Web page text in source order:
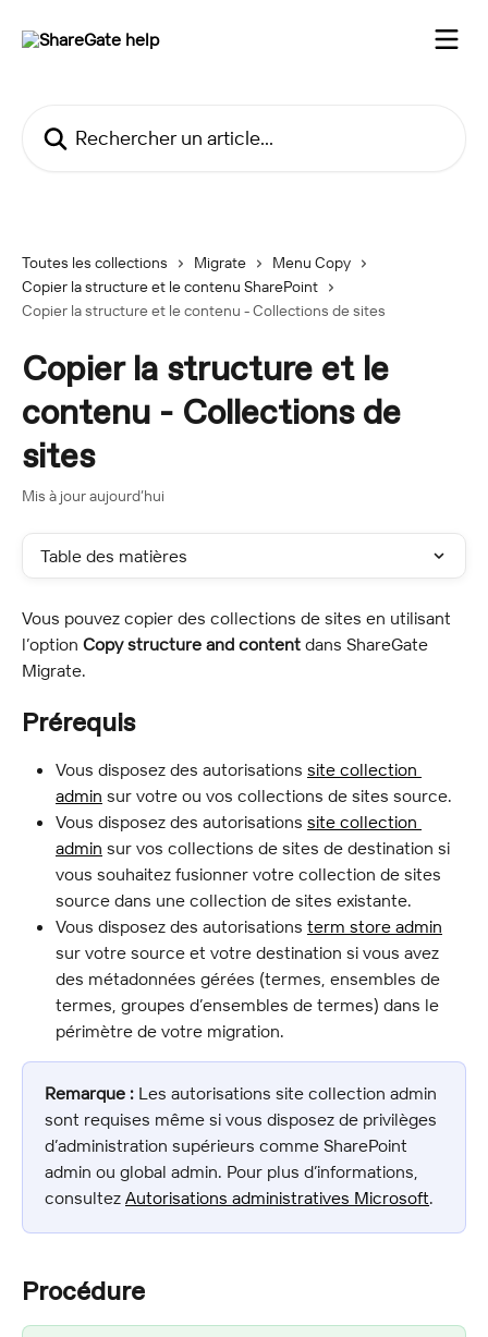
Toutes les collections Migrate
Menu Copy
Copier la structure et le contenu SharePoint
Copier la structure et le contenu - Collections de sites
Copier la structure et le
contenu - Collections de
sites
Mis à jour aujourd’hui
Table des matières
Vous pouvez copier des collections de sites en utilisant
l’option Copy structure and content dans ShareGate
Migrate.
Prérequis
Vous disposez des autorisations site collection
admin sur votre ou vos collections de sites source.
Vous disposez des autorisations site collection
admin sur vos collections de sites de destination si
vous souhaitez fusionner votre collection de sites
source dans une collection de sites existante.
Vous disposez des autorisations term store admin
sur votre source et votre destination si vous avez
des métadonnées gérées (termes, ensembles de
termes, groupes d’ensembles de termes) dans le
périmètre de votre migration.
Remarque : Les autorisations site collection admin
sont requises même si vous disposez de privilèges
d’administration supérieurs comme SharePoint
admin ou global admin. Pour plus d’informations,
consultez Autorisations administratives Microsoft.
Procédure